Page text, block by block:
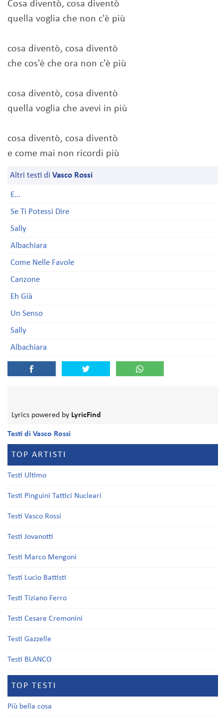
Cosa diventò, cosa diventò
quella voglia che non c'è più
cosa diventò, cosa diventò
che cos'è che ora non c'è più
cosa diventò, cosa diventò
quella voglia che avevi in più
cosa diventò, cosa diventò
e come mai non ricordi più
Altri testi di Vasco Rossi
E...
Se Ti Potessi Dire
Sally
Albachiara
Come Nelle Favole
Canzone
Eh Già
Un Senso
Sally
Albachiara
Lyrics powered by LyricFind
Testi di Vasco Rossi
TOP ARTISTI
Testi Ultimo
Testi Pinguini Tattici Nucleari
Testi Vasco Rossi
Testi Jovanotti
Testi Marco Mengoni
Testi Lucio Battisti
Testi Tiziano Ferro
Testi Cesare Cremonini
Testi Gazzelle
Testi BLANCO
TOP TESTI
Più bella cosa